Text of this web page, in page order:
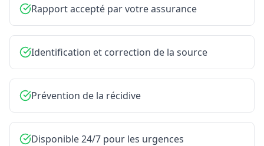
Rapport accepté par votre assurance
Identification et correction de la source
Prévention de la récidive
Disponible 24/7 pour les urgences